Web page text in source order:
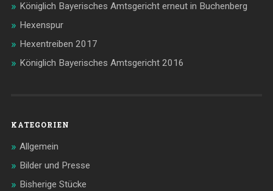
Königlich Bayerisches Amtsgericht erneut in Buchenberg
Hexenspur
Hexentreiben 2017
Königlich Bayerisches Amtsgericht 2016
KATEGORIEN
Allgemein
Bilder und Presse
Bisherige Stücke